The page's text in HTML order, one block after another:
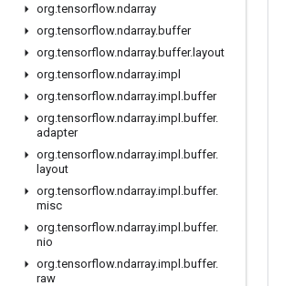
org.tensorflow.ndarray
org.tensorflow.ndarray.buffer
org.tensorflow.ndarray.buffer. layout
org.tensorflow.ndarray.impl
org.tensorflow.ndarray.impl .buffer
org.tensorflow.ndarray.impl .buffer.
adapter
org.tensorflow.ndarray.impl .buffer.
layout
org.tensorflow.ndarray.impl .buffer.
misc
org.tensorflow.ndarray.impl .buffer.
nio
org.tensorflow.ndarray.impl .buffer.
raw